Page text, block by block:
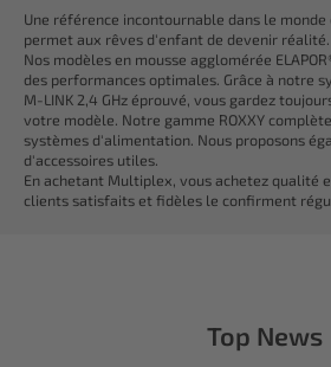
Une référence incontournable dans le
permet aux rêves d'enfant de devenir réalité.
Nos modèles en mousse agglomérée
des performances optimales. Grâce à notre
M-LINK 2,4 GHz éprouvé, vous gardez
votre modèle. Notre gamme ROXXY
systèmes d'alimentation. Nous proposons
d'accessoires utiles.
En achetant Multiplex, vous achetez qualité
clients satisfaits et fidèles le confirment
Top News